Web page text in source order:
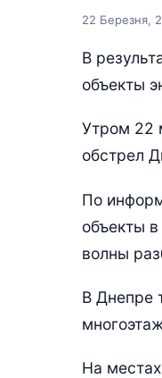
22 Березня,
В
объекты
Утром 22
обстрел
По
объекты
волны
В Днепре
На